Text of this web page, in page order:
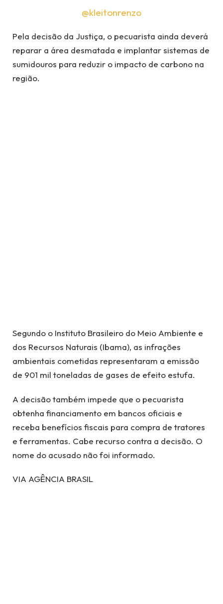
@kleitonrenzo
Pela decisão da Justiça, o pecuarista ainda deverá
reparar a área desmatada e implantar sistemas de
sumidouros para reduzir o impacto de carbono na
região.
Segundo o Instituto Brasileiro do Meio Ambiente e
dos Recursos Naturais (Ibama), as infrações
ambientais cometidas representaram a emissão
de 901 mil toneladas de gases de efeito estufa.
A decisão também impede que o pecuarista
obtenha financiamento em bancos oficiais e
receba benefícios fiscais para compra de tratores
e ferramentas. Cabe recurso contra a decisão. O
nome do acusado não foi informado.
VIA AGÊNCIA BRASIL